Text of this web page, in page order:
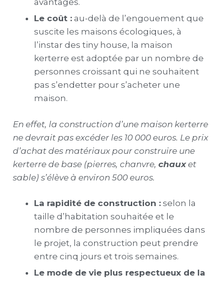
avantages.
Le coût :au-delà de l’engouement que
suscite les maisons écologiques, à
l’instar des tiny house, la maison
kerterre est adoptée par un nombre de
personnes croissant qui ne souhaitent
pas s’endetter pour s’acheter une
maison.
En effet, la construction d’une maison kerterre
ne devrait pas excéder les 10 000 euros. Le prix
d’achat des matériaux pour construire une
kerterre de base (pierres, chanvre, chauxet
sable) s’élève à environ 500 euros.
La rapidité de construction :selon la
taille d’habitation souhaitée et le
nombre de personnes impliquées dans
le projet, la construction peut prendre
entre cinq jours et trois semaines.
Le mode de vie plus respectueux de la